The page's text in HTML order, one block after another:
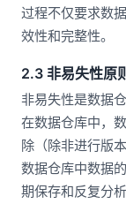
过程不仅要求数
效性和完整性。
2.3 非易失性原
非易失性是数据
在数据仓库中，
除（除非进行版
数据仓库中数据
期保存和反复分